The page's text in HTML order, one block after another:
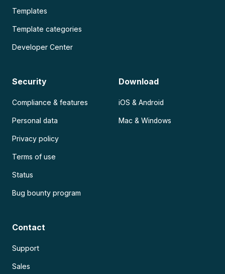
Templates
Template categories
Developer Center
Security
Compliance & features
Personal data
Privacy policy
Terms of use
Status
Bug bounty program
Download
iOS & Android
Mac & Windows
Contact
Support
Sales